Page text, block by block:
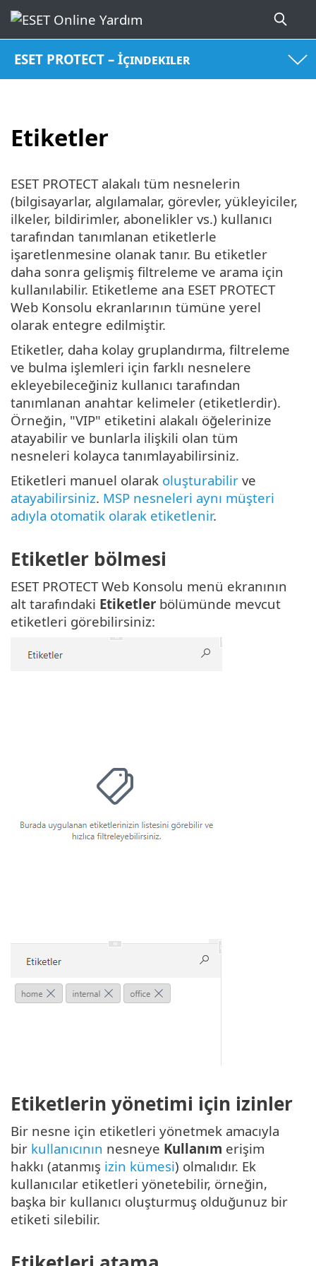
ESET PROTECT – İçindekiler
Etiketler
ESET PROTECT alakalı tüm nesnelerin
(bilgisayarlar, algılamalar, görevler, yükleyiciler,
ilkeler, bildirimler, abonelikler vs.) kullanıcı
tarafından tanımlanan etiketlerle
işaretlenmesine olanak tanır. Bu etiketler
daha sonra gelişmiş filtreleme ve arama için
kullanılabilir. Etiketleme ana ESET PROTECT
Web Konsolu ekranlarının tümüne yerel
olarak entegre edilmiştir.
Etiketler, daha kolay gruplandırma, filtreleme
ve bulma işlemleri için farklı nesnelere
ekleyebileceğiniz kullanıcı tarafından
tanımlanan anahtar kelimeler (etiketlerdir).
Örneğin, "VIP" etiketini alakalı öğelerinize
atayabilir ve bunlarla ilişkili olan tüm
nesneleri kolayca tanımlayabilirsiniz.
Etiketleri manuel olarak oluşturabilir ve
atayabilirsiniz. MSP nesneleri aynı müşteri
adıyla otomatik olarak etiketlenir.
Etiketler bölmesi
ESET PROTECT Web Konsolu menü ekranının
alt tarafındaki Etiketler bölümünde mevcut
etiketleri görebilirsiniz:
Etiketlerin yönetimi için izinler
Bir nesne için etiketleri yönetmek amacıyla
bir kullanıcının nesneye Kullanım erişim
hakkı (atanmış izin kümesi) olmalıdır. Ek
kullanıcılar etiketleri yönetebilir, örneğin,
başka bir kullanıcı oluşturmuş olduğunuz bir
etiketi silebilir.